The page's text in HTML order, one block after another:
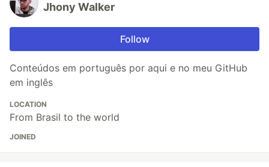
Jhony Walker
Follow
Conteúdos em português por aqui e no meu GitHub
em inglês
LOCATION
From Brasil to the world
JOINED